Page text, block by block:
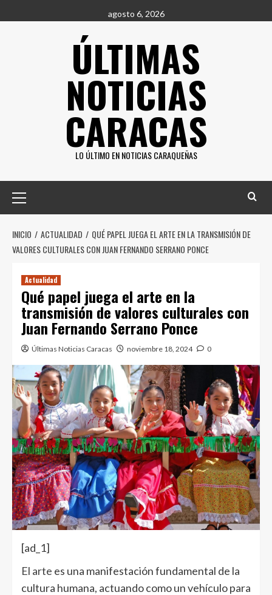
al
agosto 6, 2026
ÚLTIMAS
NOTICIAS
CARACAS
LO ÚLTIMO EN NOTICIAS CARAQUEÑAS
principal
INICIO ACTUALIDAD
QUÉ PAPEL JUEGA EL ARTE EN LA TRANSMISIÓN DE
VALORES CULTURALES CON JUAN FERNANDO SERRANO PONCE
Actualidad
Qué papel juega el arte en la
transmisión de valores culturales con
Juan Fernando Serrano Ponce
Últimas Noticias Caracas noviembre 18, 2024 0
[ad_1]
El arte es una manifestación fundamental de la
cultura humana, actuando como un vehículo para